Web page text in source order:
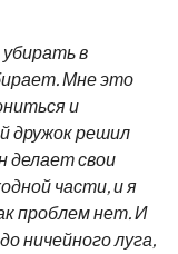
в
Мне это
и
дружок решил
делает свои
части, и я
проблем нет. И
ничейного луга,